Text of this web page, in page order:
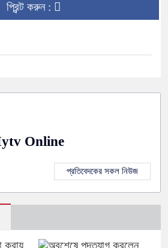
প্রিন্ট করুন :
Online
প্রতিবেদকের সকল নিউজ